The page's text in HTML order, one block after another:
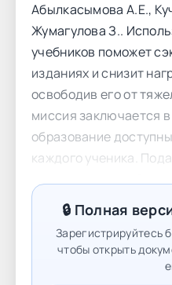
Абылкасымова А.Е.,
Жумагулова З..
учебников поможет
изданиях и снизит
освободив его от
миссия заключается
образование
каждого ученика.
Абылкасымова А.Е.,
Жумагулова З. и
rao.kz. СОДЕРЖАНИЕ
Упражнения для
🔒 Полная
Зарегистрируйтесь
чтобы открыть